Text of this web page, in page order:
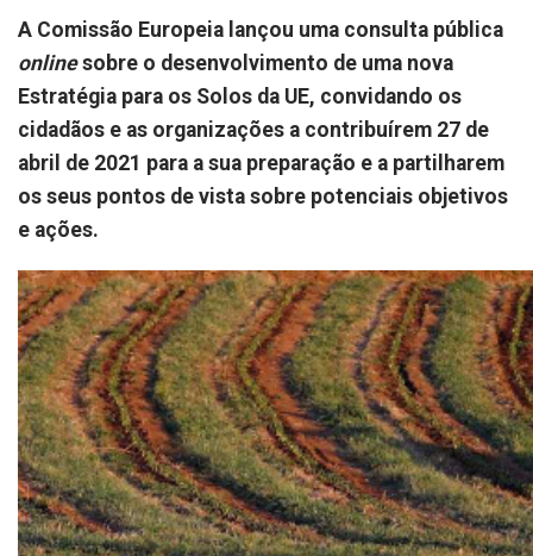
A Comissão Europeia lançou uma consulta pública
onlinesobre o desenvolvimento de uma nova
Estratégia para os Solos da UE, convidando os
cidadãos e as organizações a contribuírem 27 de
abril de 2021 para a sua preparação e a partilharem
os seus pontos de vista sobre potenciais objetivos
e ações.